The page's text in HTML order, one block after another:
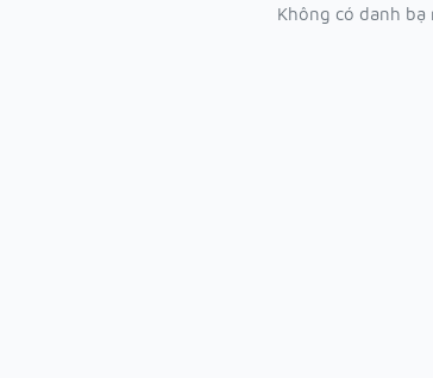
Không có danh bạ